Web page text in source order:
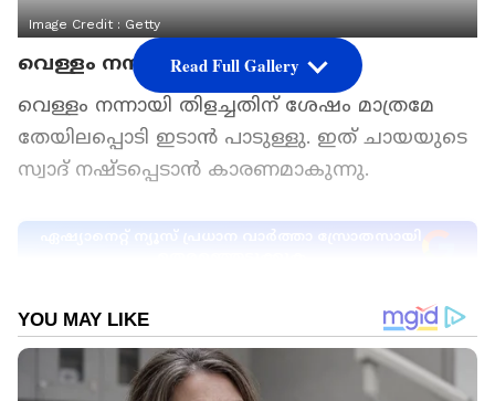
Image Credit :Getty
വെള്ളം നന്നായി തിളപ്പിക്കുക
വെള്ളം നന്നായി തിളച്ചതിന് ശേഷം മാത്രമേ
തേയിലപ്പൊടി ഇടാൻ പാടുള്ളു. ഇത് ചായയുടെ
സ്വാദ് നഷ്ടപ്പെടാൻ കാരണമാകുന്നു.
ഏഷ്യാനെറ്റ് ന്യൂസ് പ്രധാന വാർത്താ സ്രോതസായി
Read Full Gallery